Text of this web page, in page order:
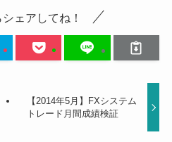
ェアしてね！
【2014年5月】FXシステム
トレード月間成績検証